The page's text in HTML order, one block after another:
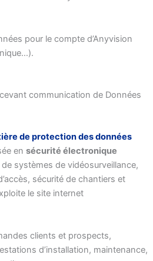
pour le compte d’Anyvision
communication de Données
de protection des données
en sécurité électronique
systèmes de vidéosurveillance,
sécurité de chantiers et
le site internet
clients et prospects,
d’installation, maintenance,